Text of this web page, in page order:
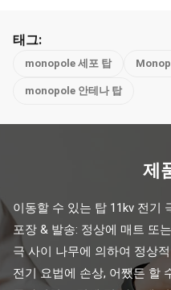
태그:
monopole 세포 탑
monopole 안테나 탑
제
이동할 수 있는 탑 11kv 전기
포장 & 발송: 정상에 매트 또
극 사이 나무에 의하여 정상
전기 요법에 손상, 어쨌든 할